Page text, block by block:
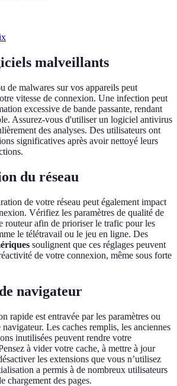
malveillants
de malwares sur vos appareils peut
vitesse de connexion. Une infection peut
excessive de bande passante, rendant
Assurez-vous d'utiliser un logiciel antivirus
des analyses. Des utilisateurs ont
significatives après avoir nettoyé leurs
du réseau
de votre réseau peut également impact
Vérifiez les paramètres de qualité de
routeur afin de prioriser le trafic pour les
le télétravail ou le jeu en ligne. Des
soulignent que ces réglages peuvent
de votre connexion, même sous forte
navigateur
rapide est entravée par les paramètres ou
Les caches remplis, les anciennes
inutilisées peuvent rendre votre
à vider votre cache, à mettre à jour
les extensions que vous n’utilisez
a permis à de nombreux utilisateurs
chargement des pages.